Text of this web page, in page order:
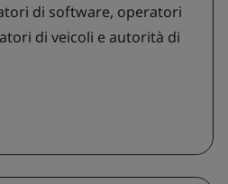
di software, operatori
di veicoli e autorità di